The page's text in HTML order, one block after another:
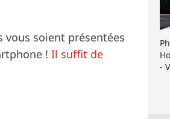
vous soient présentées
! Il suffit de
-